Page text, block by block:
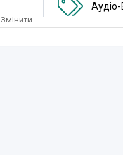
Змінити
Аудіо-